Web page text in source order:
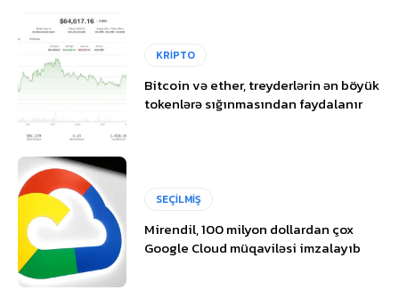
KRİPTO
Bitcoin və ether, treyderlərin ən böyük
tokenlərə sığınmasından faydalanır
SEÇİLMİŞ
Mirendil, 100 milyon dollardan çox
Google Cloud müqaviləsi imzalayıb